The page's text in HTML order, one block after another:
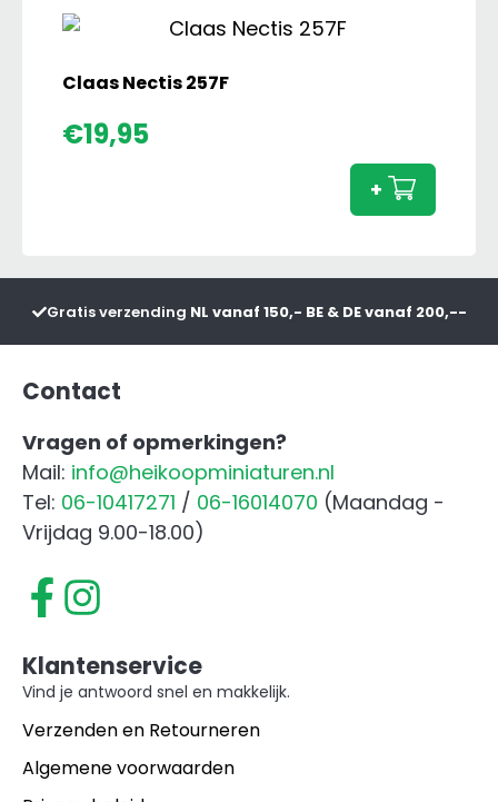
Editie
Claas Nectis 257F
€19,95
aantal
+
Gratis verzending NL vanaf 150,- BE & DE vanaf 200,--
Contact
Vragen of opmerkingen?
Mail: info@heikoopminiaturen.nl
Tel: 06-10417271 / 06-16014070 (Maandag -
Vrijdag 9.00-18.00)
Klantenservice
Vind je antwoord snel en makkelijk.
Verzenden en Retourneren
Algemene voorwaarden